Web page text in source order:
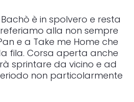
è in spolvero e resta
alla non sempre
e a Take me Home che
fila. Corsa aperta anche
sprintare da vicino e ad
non particolarmente